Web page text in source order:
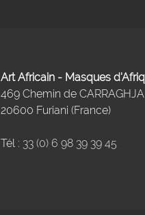
Art Africain - Masques
469 Chemin de CARRAGHJA
20600 Furiani (France)
Tél : 33 (0) 6 98 39 39 45